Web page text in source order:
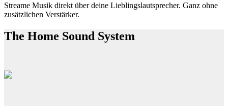
Streame Musik direkt über deine Lieblingslautsprecher. Ganz ohne
zusätzlichen Verstärker.
The Home Sound System